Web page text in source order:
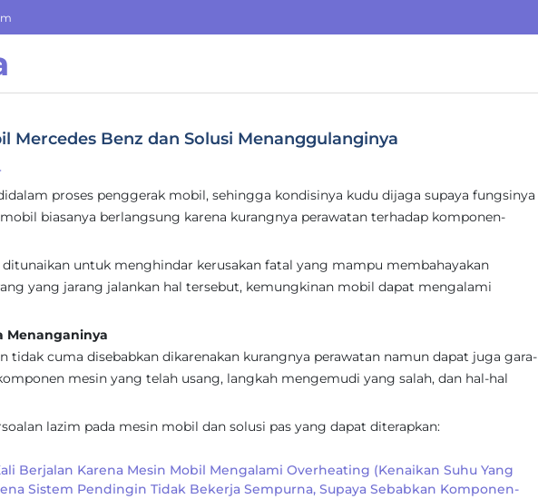
Mercedes Benz dan Solusi Menanggulanginya
proses penggerak mobil, sehingga kondisinya kudu dijaga supaya fungsinya
biasanya berlangsung karena kurangnya perawatan terhadap komponen-
ditunaikan untuk menghindar kerusakan fatal yang mampu membahayakan
yang jarang jalankan hal tersebut, kemungkinan mobil dapat mengalami
Menanganinya
tidak cuma disebabkan dikarenakan kurangnya perawatan namun dapat juga gara-
mesin yang telah usang, langkah mengemudi yang salah, dan hal-hal
lazim pada mesin mobil dan solusi pas yang dapat diterapkan:
Berjalan Karena Mesin Mobil Mengalami Overheating (kenaikan Suhu Yang
Sistem Pendingin Tidak Bekerja Sempurna, Supaya Sebabkan Komponen-